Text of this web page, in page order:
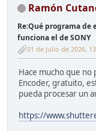
Ramón
Re:Qué programa de
funciona el de SONY
01 de Julio de 2026,
Hace mucho que
Encoder, gratuito,
pueda procesar un
https://